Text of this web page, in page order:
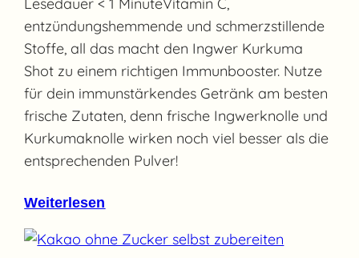
Lesedauer < 1 MinuteVitamin C,
entzündungshemmende und schmerzstillende
Stoffe, all das macht den Ingwer Kurkuma
Shot zu einem richtigen Immunbooster. Nutze
für dein immunstärkendes Getränk am besten
frische Zutaten, denn frische Ingwerknolle und
Kurkumaknolle wirken noch viel besser als die
entsprechenden Pulver!⠀
Weiterlesen